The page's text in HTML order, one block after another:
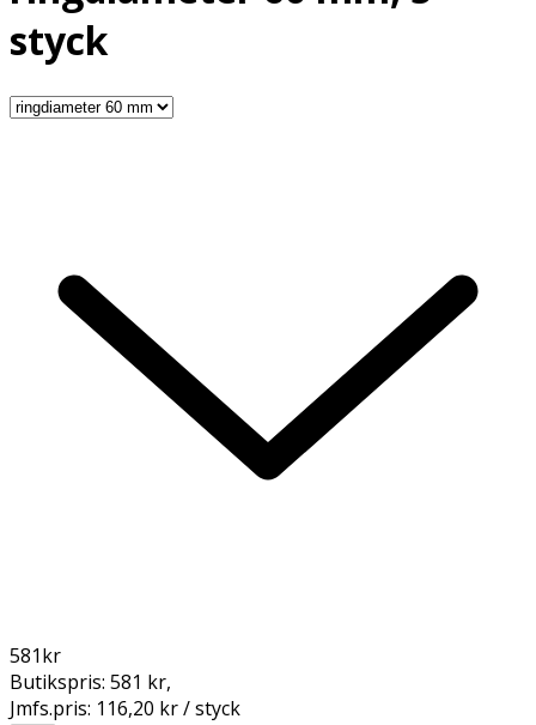
styck
581kr
Butikspris: 581 kr,
Jmfs.pris: 116,20 kr / styck